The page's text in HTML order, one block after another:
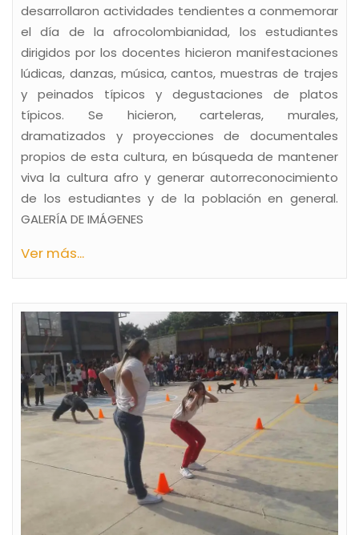
desarrollaron actividades tendientes a conmemorar
el día de la afrocolombianidad, los estudiantes
dirigidos por los docentes hicieron manifestaciones
lúdicas, danzas, música, cantos, muestras de trajes
y peinados típicos y degustaciones de platos
típicos. Se hicieron, carteleras, murales,
dramatizados y proyecciones de documentales
propios de esta cultura, en búsqueda de mantener
viva la cultura afro y generar autorreconocimiento
de los estudiantes y de la población en general.
GALERÍA DE IMÁGENES
Ver más...